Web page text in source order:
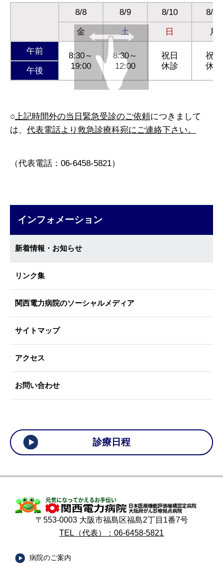
8/8 8/9 8/10 8/11
金 土 日 月
午前
8:30～
19:00
8:30～
12:00
祝日
休診
祝日
休診
午後
○上記時間外の当日緊急受診のご依頼につきまして
は、 代表電話より救急診療科宛にご連絡下さい。
（代表電話：06-6458-5821）
インフォメーション
新着情報・お知らせ
リンク集
関西電力病院のソーシャルメディア
サイトマップ
アクセス
お問い合わせ
診療日程
〒553-0003 大阪市福島区福島2丁目1番7号
TEL（代表）：06-6458-5821
病院のご案内